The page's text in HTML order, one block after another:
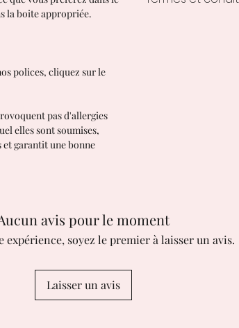
la boite appropriée.
polices, cliquez sur le
pas d'allergies
elles sont soumises,
et garantit une bonne
J'accepte les
Contactez-moi
Renvoyez-moi les
avis pour le moment
expérience, soyez le premier à laisser un avis.
Laisser un avis